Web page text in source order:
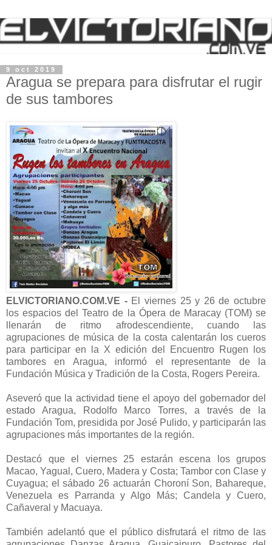
9 oct 2019
Aragua se prepara para disfrutar el rugir
de sus tambores
ELVICTORIANO.COM.VE -El viernes 25 y 26 de octubre
los espacios del Teatro de la Ópera de Maracay (TOM) se
llenarán de ritmo afrodescendiente, cuando las
agrupaciones de música de la costa calentarán los cueros
para participar en la X edición del Encuentro Rugen los
tambores en Aragua, informó el representante de la
Fundación Música y Tradición de la Costa, Rogers Pereira.
Aseveró que la actividad tiene el apoyo del gobernador del
estado Aragua, Rodolfo Marco Torres, a través de la
Fundación Tom, presidida por José Pulido, y participarán las
agrupaciones más importantes de la región.
Destacó que el viernes 25 estarán escena los grupos
Macao, Yagual, Cuero, Madera y Costa; Tambor con Clase y
Cuyagua; el sábado 26 actuarán Choroní Son, Bahareque,
Venezuela es Parranda y Algo Más; Candela y Cuero,
Cañaveral y Macuaya.
También adelantó que el público disfrutará el ritmo de las